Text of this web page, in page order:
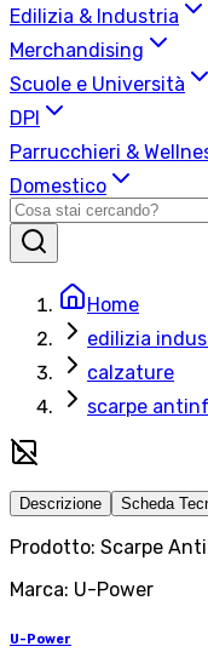
Edilizia & Industria
Merchandising
Scuole e Università
DPI
Parrucchieri &
Domestico
Home
edilizia
calzature
scarpe
Descrizione Scheda
Prodotto: Scarpe
Marca: U-Power
U-Power